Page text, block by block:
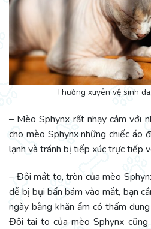
Thường xuyên vệ sinh
– Mèo Sphynx rất nhạy cảm với
cho mèo Sphynx những chiếc áo
lạnh và tránh bị tiếp xúc trực tiếp
– Đôi mắt to, tròn của mèo
dễ bị bụi bẩn bám vào mắt, bạn
ngày bằng khăn ẩm có thấm
Đôi tai to của mèo Sphynx